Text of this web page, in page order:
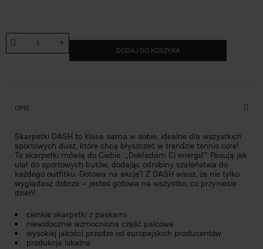
DODAJ DO KOSZYKA
OPIS
Skarpetki DASH to klasa sama w sobie, idealne dla wszystkich
sportowych dusz, które chcą błyszczeć w trendzie tennis core!
Te skarpetki mówią do Ciebie: „Dokładam Ci energii!” Pasują jak
ulał do sportowych butów, dodając odrobiny szaleństwa do
każdego outfitku. Gotowa na akcję? Z DASH wiesz, że nie tylko
wyglądasz dobrze – jesteś gotowa na wszystko, co przyniesie
dzień!
cienkie skarpetki z paskami
niewidocznie wzmocniona część palcowa
wysokiej jakości przędze od europejskich producentów
produkcja lokalna